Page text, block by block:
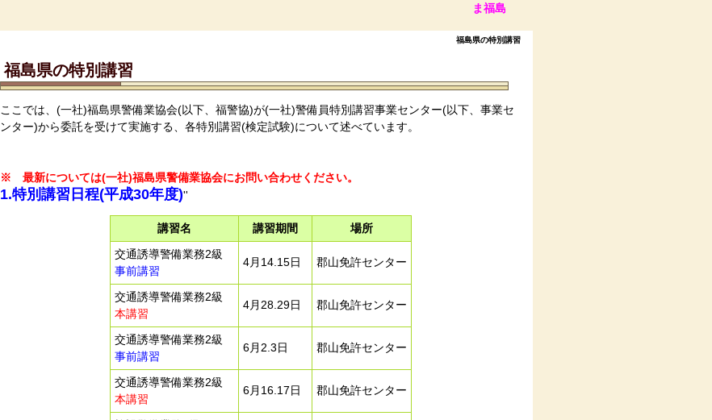
ま福島
福島県の特別講習
福島県の特別講習
ここでは、(一社)福島県警備業協会(以下、福警協)が(一社)警備員特別講習事業センター(以下、事業セ
ンター)から委託を受けて実施する、各特別講習(検定試験)について述べています。
※ 最新については(一社)福島県警備業協会にお問い合わせください。
1.特別講習日程(平成30年度)''
講習名 講習期間
場所
交通誘導警備業務2級
事前講習
4月14.15日 郡山免許センター
交通誘導警備業務2級
本講習
4月28.29日 郡山免許センター
交通誘導警備業務2級
事前講習
6月2.3日 郡山免許センター
交通誘導警備業務2級
本講習
6月16.17日 郡山免許センター